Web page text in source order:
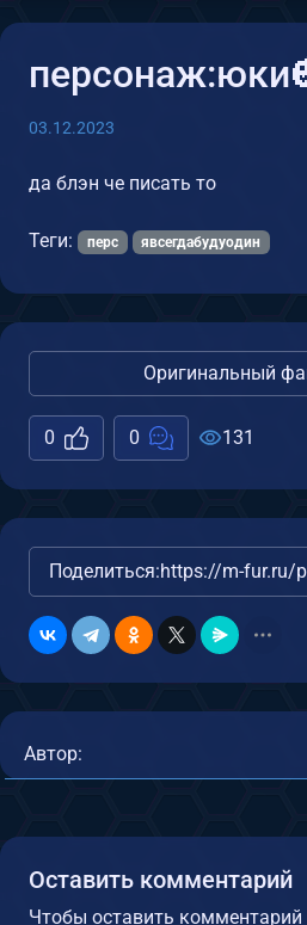
03.12.2023
да блэн че писать то
Теги: перс явсегдабудуодин
Оригинальный
0 0 131
Поделиться:https://m-fur.ru/
Автор:
Оставить комментарий
Чтобы оставить